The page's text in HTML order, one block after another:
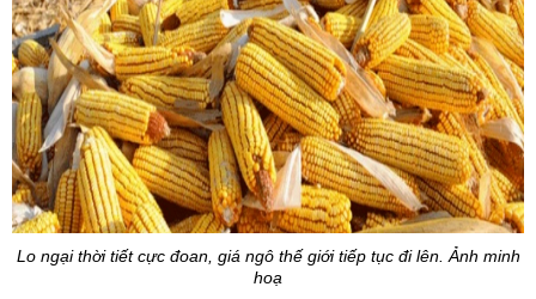
Lo ngại thời tiết cực đoan, giá ngô thế giới tiếp tục đi lên. Ảnh minh
hoạ